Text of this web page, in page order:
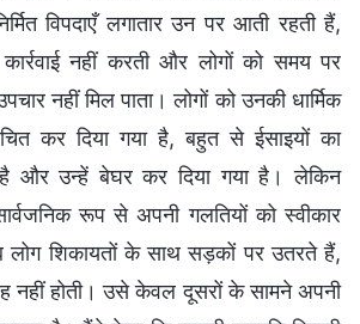
विपदाएँ लगातार उन पर आती रहती हैं,
नहीं करती और लोगों को समय पर
नहीं मिल पाता। लोगों को उनकी धार्मिक
कर दिया गया है, बहुत से ईसाइयों का
है और उन्हें बेघर कर दिया गया है। लेकिन
रूप से अपनी गलतियों को स्वीकार
लोग शिकायतों के साथ सड़कों पर उतरते हैं,
नहीं होती। उसे केवल दूसरों के सामने अपनी